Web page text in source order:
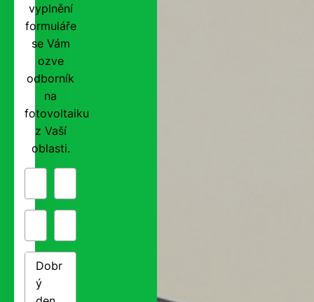
vyplnění
formuláře
se Vám
ozve
odborník
na
fotovoltaiku
z Vaší
oblasti.